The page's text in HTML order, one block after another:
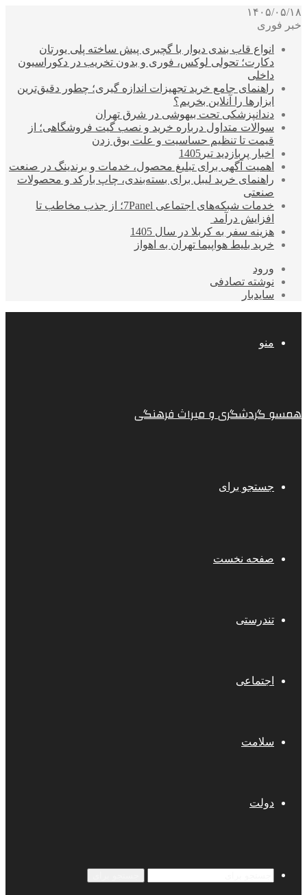
۱۴۰۵/۰۵/۱۸
خبر فوری
انواع قاب بندی دیوار با گچبری پیش ساخته پلی یورتان
دکارت؛ تحولی لوکس، فوری و بدون تخریب در دکوراسیون
داخلی
راهنمای جامع خرید تجهیزات اندازه گیری؛ چطور دقیق‌ترین
ابزارها را آنلاین بخریم؟
دندانپزشکی تحت بیهوشی در شرق تهران
سوالات متداول درباره خرید و نصب گیت فروشگاهی؛ از
قیمت تا تنظیم حساسیت و علت بوق زدن
اخبار پربازدید تیر1405
اهمیت آگهی برای تبلیغ محصول، خدمات و برندینگ در صنعت
راهنمای خرید لیبل برای بسته‌بندی، چاپ بارکد و محصولات
صنعتی
خدمات شبکه‌های اجتماعی 7Panel؛ از جذب مخاطب تا
افزایش درآمد
هزینه سفر به کربلا در سال 1405
خرید بلیط هواپیما تهران به اهواز
ورود
نوشته تصادفی
سایدبار
منو
همسو گردشگری و میراث فرهنگی
جستجو برای
صفحه نخست
تندرستی
اجتماعی
سلامت
دولت